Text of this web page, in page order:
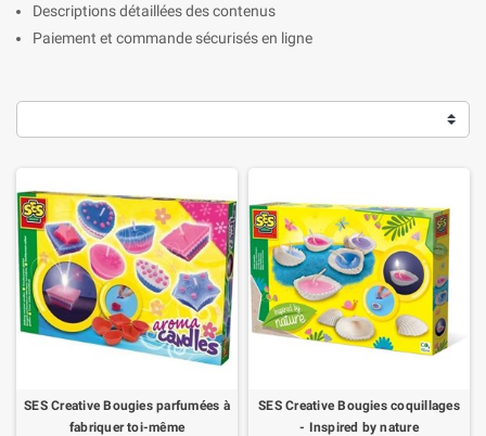
Descriptions détaillées des contenus
Paiement et commande sécurisés en ligne
SES Creative Bougies parfumées à
fabriquer toi-même
SES Creative Bougies coquillages
- Inspired by nature